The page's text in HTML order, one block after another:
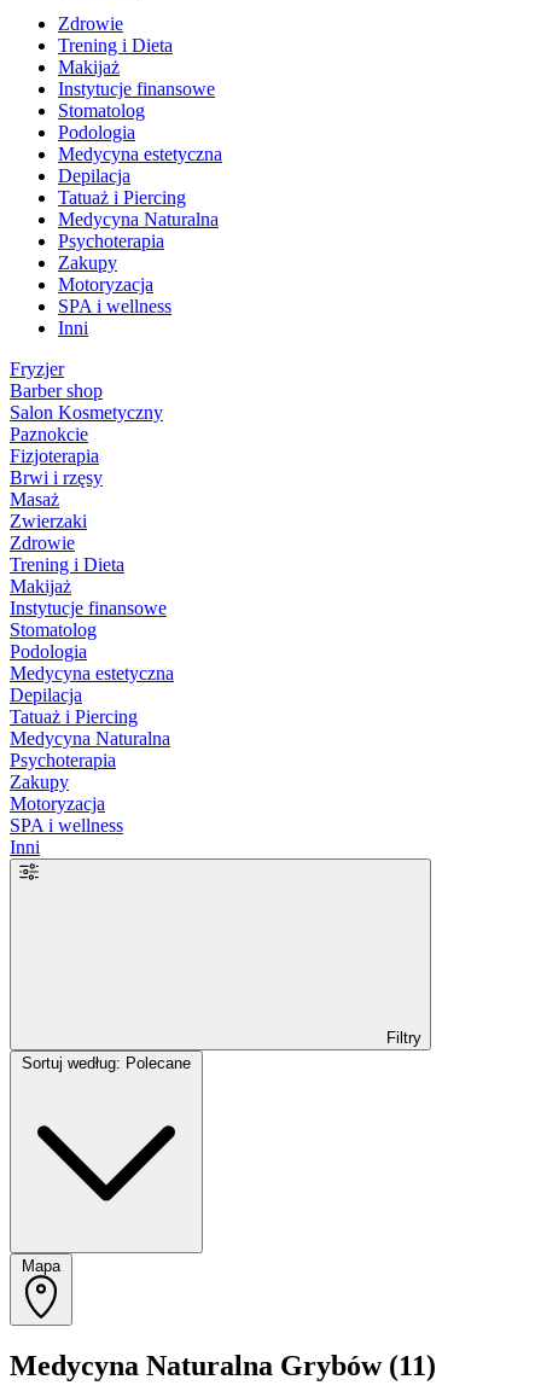
Zdrowie
Trening i Dieta
Makijaż
Instytucje finansowe
Stomatolog
Podologia
Medycyna estetyczna
Depilacja
Tatuaż i Piercing
Medycyna Naturalna
Psychoterapia
Zakupy
Motoryzacja
SPA i wellness
Inni
Fryzjer
Barber shop
Salon Kosmetyczny
Paznokcie
Fizjoterapia
Brwi i rzęsy
Masaż
Zwierzaki
Zdrowie
Trening i Dieta
Makijaż
Instytucje finansowe
Stomatolog
Podologia
Medycyna estetyczna
Depilacja
Tatuaż i Piercing
Medycyna Naturalna
Psychoterapia
Zakupy
Motoryzacja
SPA i wellness
Inni
Filtry
Mapa
Medycyna Naturalna Grybów (11)